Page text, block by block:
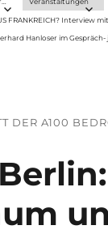
FRANKREICH? Interview
Hanloser im
DER A100